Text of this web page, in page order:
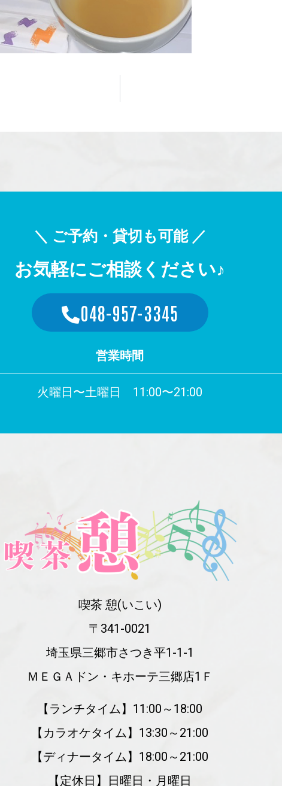
＼ ご予約・貸切も可能 ／
お気軽にご相談ください♪
048-957-3345
営業時間
火曜日〜土曜日 11:00〜21:00
喫茶 憩(いこい)
〒341-0021
埼玉県三郷市さつき平1-1-1
ＭＥＧＡドン・キホーテ三郷店1Ｆ
【ランチタイム】11:00～18:00
【カラオケタイム】13:30～21:00
【ディナータイム】18:00～21:00
【定休日】日曜日・月曜日